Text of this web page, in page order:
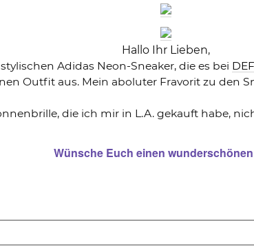
Hallo Ihr Lieben,
Adidas Neon-Sneaker, die es bei
Outfit aus. Mein aboluter Fravorit zu den
die ich mir in L.A. gekauft habe,
Wünsche Euch einen